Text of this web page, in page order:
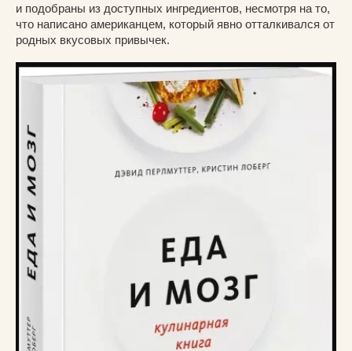
и подобраны из доступных ингредиентов, несмотря на то,
что написано американцем, который явно отталкивался от
родных вкусовых привычек.